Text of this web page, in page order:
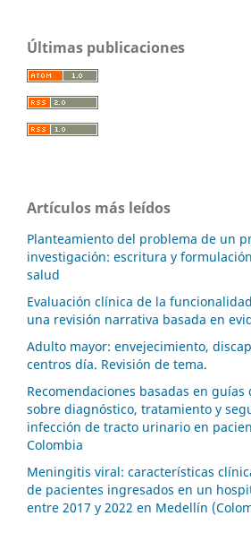
Últimas publicaciones
Artículos más leídos
Planteamiento del problema de un
investigación: escritura y
salud
Evaluación clínica de la
una revisión narrativa basada en
Adulto mayor: envejecimiento,
centros día. Revisión de tema.
Recomendaciones basadas en
sobre diagnóstico, tratamiento y
infección de tracto urinario en
Colombia
Meningitis viral: características
de pacientes ingresados en un
entre 2017 y 2022 en Medellín